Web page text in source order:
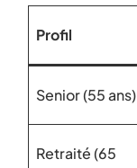
Profil
Senior (55 ans)
Retraité (65